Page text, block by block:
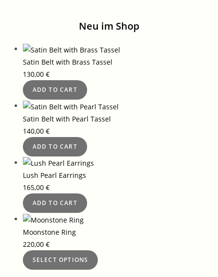
Neu im Shop
Satin Belt with Brass Tassel
130,00 €
ADD TO CART
Satin Belt with Pearl Tassel
140,00 €
ADD TO CART
Lush Pearl Earrings
165,00 €
ADD TO CART
Moonstone Ring
220,00 €
SELECT OPTIONS